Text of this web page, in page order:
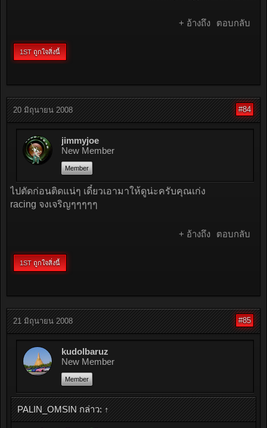
+ อ้างถึง ตอบกลับ
1STถูกใจสิ่งนี้
20 มิถุนายน 2008 #84
jimmyjoe
New Member
Member
ไปตัดก่อนติดแน่ๆ เดี๋ยวเอามาให้ดูน่ะครับคุณเก่ง
racing จงเจริญๆๆๆๆๆ
+ อ้างถึง ตอบกลับ
1STถูกใจสิ่งนี้
21 มิถุนายน 2008 #85
kudolbaruz
New Member
Member
PALIN_OMSIN กล่าว: ↑